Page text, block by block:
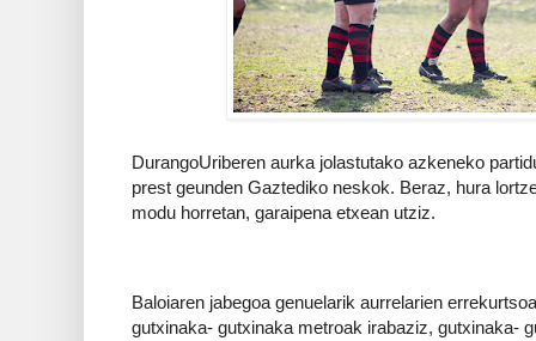
DurangoUriberen aurka jolastutako azkeneko
prest geunden Gaztediko neskok. Beraz, hura
modu horretan, garaipena etxean utziz.
Baloiaren jabegoa genuelarik aurrelarien
gutxinaka- gutxinaka metroak irabaziz, gutxinaka-